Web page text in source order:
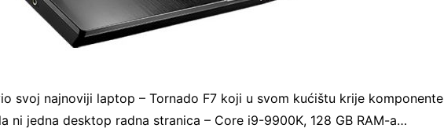
svoj najnoviji laptop – Tornado F7 koji u svom kućištu krije komponente
ni jedna desktop radna stranica – Core i9-9900K, 128 GB RAM-a…